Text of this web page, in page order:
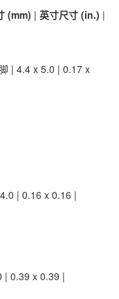
(mm) | 英寸尺寸 (in.) |
| 4.4 x 5.0 | 0.17 x
| 0.16 x 0.16 |
| 0.39 x 0.39 |